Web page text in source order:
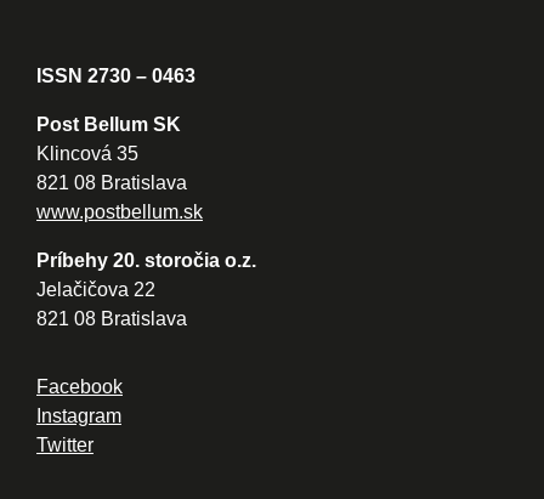
ISSN 2730 – 0463
Post Bellum SK
Klincová 35
821 08 Bratislava
www.postbellum.sk
Príbehy 20. storočia o.z.
Jelačičova 22
821 08 Bratislava
Facebook
Instagram
Twitter